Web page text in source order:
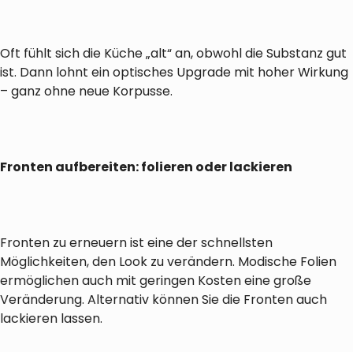
Oft fühlt sich die Küche „alt“ an, obwohl die Substanz gut
ist. Dann lohnt ein optisches Upgrade mit hoher Wirkung
– ganz ohne neue Korpusse.
Fronten aufbereiten: folieren oder lackieren
Fronten zu erneuern ist eine der schnellsten
Möglichkeiten, den Look zu verändern. Modische Folien
ermöglichen auch mit geringen Kosten eine große
Veränderung. Alternativ können Sie die Fronten auch
lackieren lassen.